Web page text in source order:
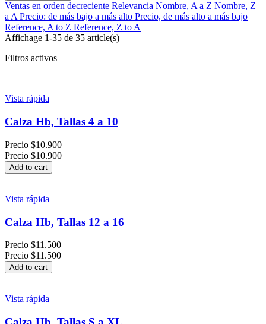
Ventas en orden decreciente Relevancia Nombre, A a Z Nombre, Z
a APrecio: de más bajo a más alto Precio, de más alto a más bajo
Reference, A to Z Reference, Z to A
Affichage 1-35 de 35 article(s)
Filtros activos
Vista rápida
Calza Hb, Tallas 4 a 10
Precio $10.900
Precio $10.900
Add to cart
Vista rápida
Calza Hb, Tallas 12 a 16
Precio $11.500
Precio $11.500
Add to cart
Vista rápida